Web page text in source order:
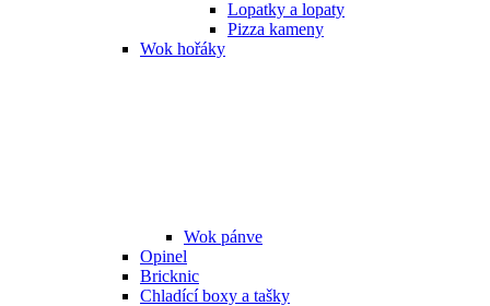
Lopatky a lopaty
Pizza kameny
Wok hořáky
Wok pánve
Opinel
Bricknic
Chladící boxy a tašky